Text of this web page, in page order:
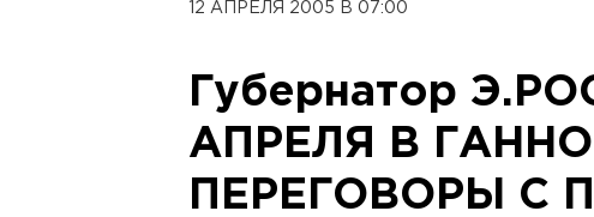
12 АПРЕЛЯ 2005 В 07:00
Губернатор
АПРЕЛЯ В
ПЕРЕГОВОРЫ С